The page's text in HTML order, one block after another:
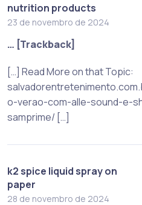
nutrition products
23 de novembro de 2024
… [Trackback]
[…] Read More on that Topic:
o-verao-com-alle-sound-e-
samprime/ […]
k2 spice liquid spray on
paper
28 de novembro de 2024